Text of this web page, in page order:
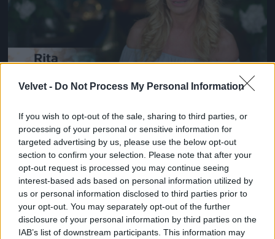
Velvet - Do Not Process My Personal Information
If you wish to opt-out of the sale, sharing to third parties, or
processing of your personal or sensitive information for
targeted advertising by us, please use the below opt-out
section to confirm your selection. Please note that after your
opt-out request is processed you may continue seeing
interest-based ads based on personal information utilized by
us or personal information disclosed to third parties prior to
your opt-out. You may separately opt-out of the further
disclosure of your personal information by third parties on the
IAB’s list of downstream participants. This information may
Jön még kép!